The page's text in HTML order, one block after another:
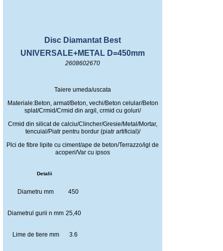
Disc Diamantat Best
UNIVERSALE+METAL D=450mm
2608602670
Taiere umeda/uscata
Materiale:Beton, armat/Beton, vechi/Beton celular/Beton
splat/Crmid/Crmid din argil, crmid cu goluri/
Crmid din silicat de calciu/Clincher/Gresie/Metal/Mortar,
tencuial/Piatr pentru bordur (piatr artificial)/
Plci de fibre lipite cu ciment/ape de beton/Terrazzo/igl de
acoperi/Var cu ipsos
Detalii
Diametru mm 450
Diametrul gurii n mm 25,40
Lime de tiere mm 3.6